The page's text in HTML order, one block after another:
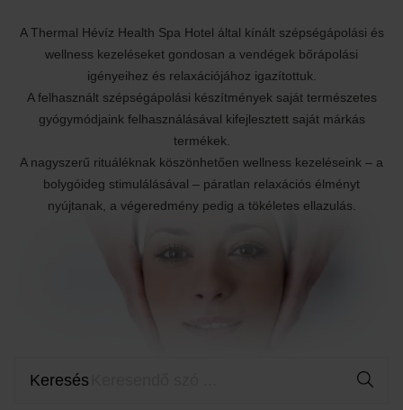
A Thermal Hévíz Health Spa Hotel által kínált szépségápolási és
wellness kezeléseket gondosan a vendégek bőrápolási
igényeihez és relaxációjához igazítottuk.
A felhasznált szépségápolási készítmények saját természetes
gyógymódjaink felhasználásával kifejlesztett saját márkás
termékek.
A nagyszerű rituáléknak köszönhetően wellness kezeléseink – a
bolygóideg stimulálásával – páratlan relaxációs élményt
nyújtanak, a végeredmény pedig a tökéletes ellazulás.
Keresés